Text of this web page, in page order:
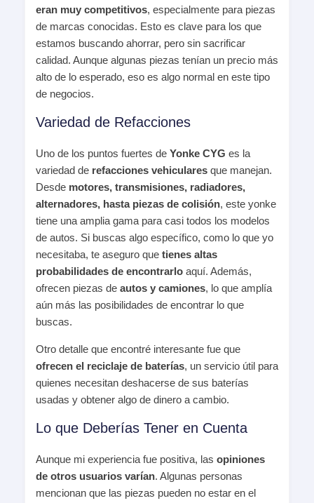
eran muy competitivos, especialmente para piezas
de marcas conocidas. Esto es clave para los que
estamos buscando ahorrar, pero sin sacrificar
calidad. Aunque algunas piezas tenían un precio más
alto de lo esperado, eso es algo normal en este tipo
de negocios.
Variedad de Refacciones
Uno de los puntos fuertes de Yonke CYG es la
variedad de refacciones vehiculares que manejan.
Desde motores, transmisiones, radiadores,
alternadores, hasta piezas de colisión, este yonke
tiene una amplia gama para casi todos los modelos
de autos. Si buscas algo específico, como lo que yo
necesitaba, te aseguro que tienes altas
probabilidades de encontrarlo aquí. Además,
ofrecen piezas de autos y camiones, lo que amplía
aún más las posibilidades de encontrar lo que
buscas.
Otro detalle que encontré interesante fue que
ofrecen el reciclaje de baterías, un servicio útil para
quienes necesitan deshacerse de sus baterías
usadas y obtener algo de dinero a cambio.
Lo que Deberías Tener en Cuenta
Aunque mi experiencia fue positiva, las opiniones
de otros usuarios varían. Algunas personas
mencionan que las piezas pueden no estar en el